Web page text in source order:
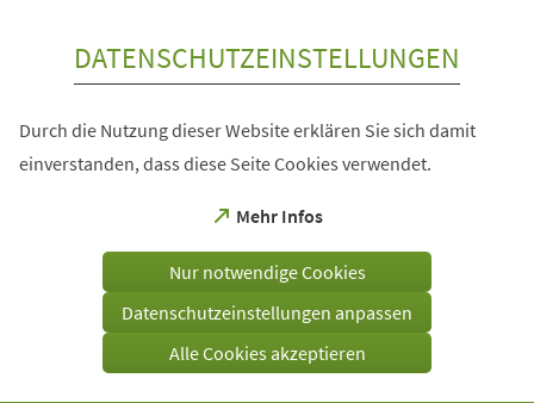
DATENSCHUTZEINSTELLUNGEN
Durch die Nutzung dieser Website erklären Sie sich damit
einverstanden, dass diese Seite Cookies verwendet.
Mehr Infos
(Öffnet
einem
Tab)
Nur notwendige Cookies
Datenschutzeinstellungen anpassen
Alle Cookies akzeptieren